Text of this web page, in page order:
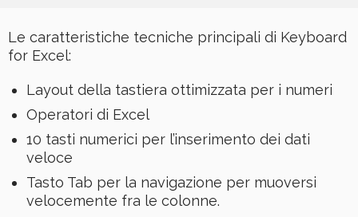
Le caratteristiche tecniche principali di Keyboard
for Excel:
Layout della tastiera ottimizzata per i numeri
Operatori di Excel
10 tasti numerici per l’inserimento dei dati
veloce
Tasto Tab per la navigazione per muoversi
velocemente fra le colonne.